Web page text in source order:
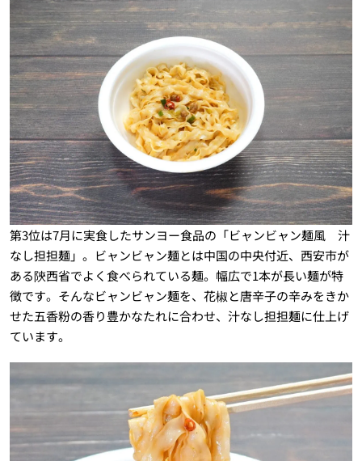
第3位は7月に実食したサンヨー食品の「ビャンビャン麺風 汁
なし担担麺」。ビャンビャン麺とは中国の中央付近、西安市が
ある陝西省でよく食べられている麺。幅広で1本が長い麺が特
徴です。そんなビャンビャン麺を、花椒と唐辛子の辛みをきか
せた五香粉の香り豊かなたれに合わせ、汁なし担担麺に仕上げ
ています。